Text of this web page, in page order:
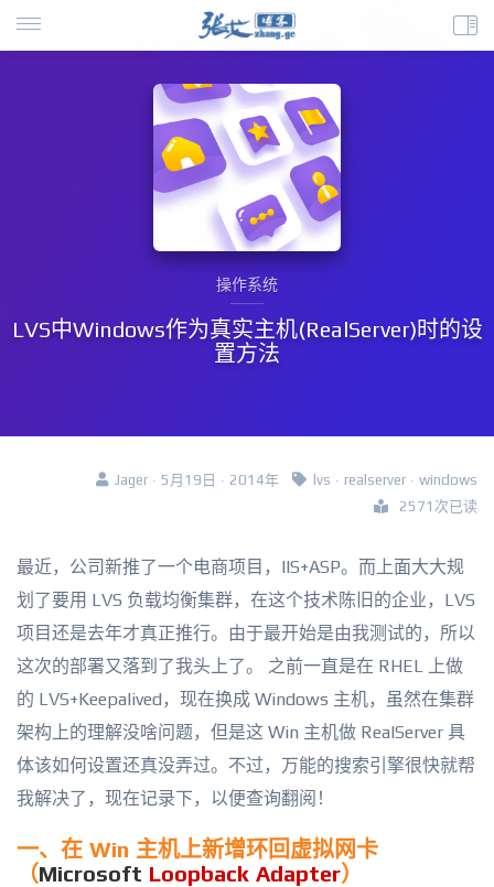
操作系统
LVS中Windows作为真实主机(RealServer)时的设
置方法
Jager · 5月19日 · 2014年 lvs · realserver · windows
2571次已读
最近，公司新推了一个电商项目，IIS+ASP。而上面大大规
划了要用 LVS 负载均衡集群，在这个技术陈旧的企业，LVS
项目还是去年才真正推行。由于最开始是由我测试的，所以
这次的部署又落到了我头上了。 之前一直是在 RHEL 上做
的 LVS+Keepalived，现在换成 Windows 主机，虽然在集群
架构上的理解没啥问题，但是这 Win 主机做 RealServer 具
体该如何设置还真没弄过。不过，万能的搜索引擎很快就帮
我解决了，现在记录下，以便查询翻阅！
一、在 Win 主机上新增环回虚拟网卡
（Microsoft Loopback Adapter）